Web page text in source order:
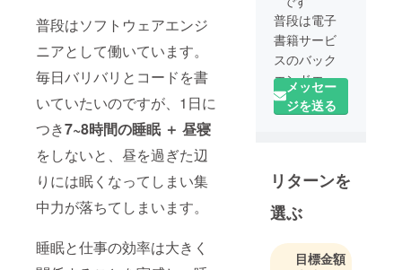
普段はソフトウェアエンジ
ニアとして働いています。
毎日バリバリとコードを書
いていたいのですが、1日に
つき7~8時間の睡眠 ＋ 昼寝
をしないと、昼を過ぎた辺
りには眠くなってしまい集
中力が落ちてしまいます。
睡眠と仕事の効率は大きく
普段は電子
書籍サービ
スのバック
エンドエン
ジニア📖 プ
ロトアウト
ダー☀️
m プロトア
オ講師
メッセー
ジを送る
リターンを
選ぶ
目標金額